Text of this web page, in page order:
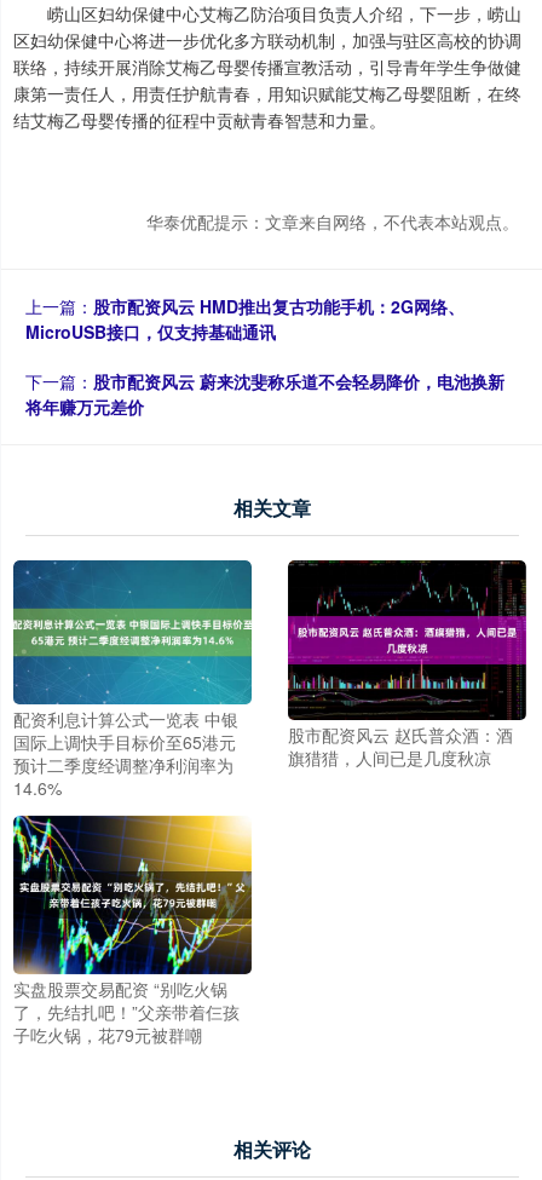
崂山区妇幼保健中心艾梅乙防治项目负责人介绍，下一步，崂山
区妇幼保健中心将进一步优化多方联动机制，加强与驻区高校的协调
联络，持续开展消除艾梅乙母婴传播宣教活动，引导青年学生争做健
康第一责任人，用责任护航青春，用知识赋能艾梅乙母婴阻断，在终
结艾梅乙母婴传播的征程中贡献青春智慧和力量。
华泰优配提示：文章来自网络，不代表本站观点。
上一篇： 股市配资风云 HMD推出复古功能手机：2G网络、
MicroUSB接口，仅支持基础通讯
下一篇： 股市配资风云 蔚来沈斐称乐道不会轻易降价，电池换新
将年赚万元差价
相关文章
配资利息计算公式一览表 中银
国际上调快手目标价至65港元
预计二季度经调整净利润率为
14.6%
股市配资风云 赵氏普众酒：酒
旗猎猎，人间已是几度秋凉
实盘股票交易配资 “别吃火锅
了，先结扎吧！”父亲带着仨孩
子吃火锅，花79元被群嘲
相关评论